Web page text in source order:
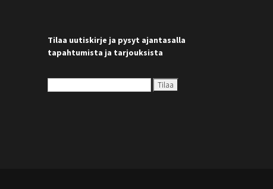
Tilaa uutiskirje ja pysyt ajantasalla
tapahtumista ja tarjouksista